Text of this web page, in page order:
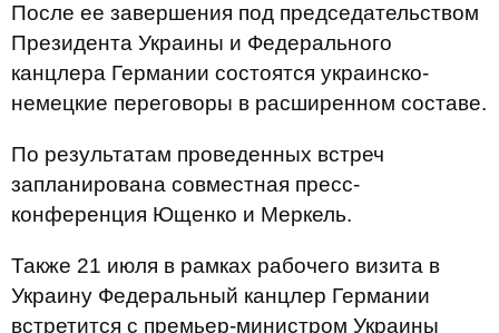
После ее завершения под председательством
Президента Украины и Федерального
канцлера Германии состоятся украинско-
немецкие переговоры в расширенном составе.
По результатам проведенных встреч
запланирована совместная пресс-
конференция Ющенко и Меркель.
Также 21 июля в рамках рабочего визита в
Украину Федеральный канцлер Германии
встретится с премьер-министром Украины